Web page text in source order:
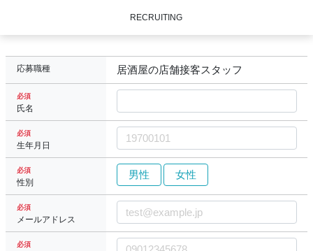
RECRUITING
応募職種 居酒屋の店舗接客スタッフ
必須
氏名
必須
生年月日
必須
性別
男性 女性
必須
メールアドレス
必須